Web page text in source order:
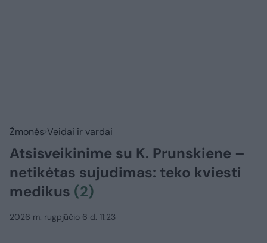
Žmonės Veidai ir vardai
Atsisveikinime su K. Prunskiene –
netikėtas sujudimas: teko kviesti
medikus (2)
2026 m. rugpjūčio 6 d. 11:23